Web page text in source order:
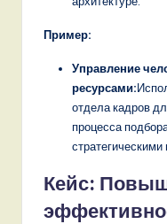
Пример:
Управление
ресурсами:
отдела кадров
процесса
стратегическими
Кейс: